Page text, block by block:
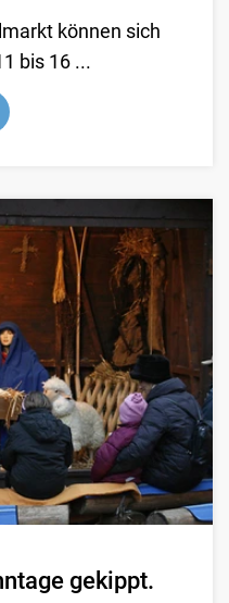
können sich
bis 16 ...
gekippt.